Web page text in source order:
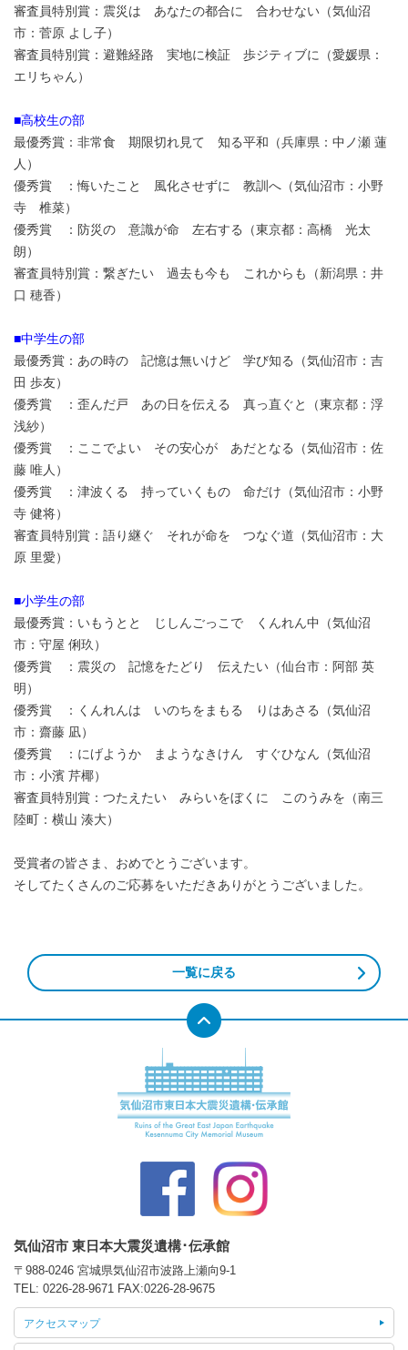
審査員特別賞：震災は あなたの都合に 合わせない（気仙沼
市：菅原 よし子）
審査員特別賞：避難経路 実地に検証 歩ジティブに（愛媛県：
エリちゃん）
■高校生の部
最優秀賞：非常食 期限切れ見て 知る平和（兵庫県：中ノ瀬 蓮
人）
優秀賞 ：悔いたこと 風化させずに 教訓へ（気仙沼市：小野
寺 椎菜）
優秀賞 ：防災の 意識が命 左右する（東京都：高橋 光太
朗）
審査員特別賞：繋ぎたい 過去も今も これからも（新潟県：井
口 穂香）
■中学生の部
最優秀賞：あの時の 記憶は無いけど 学び知る（気仙沼市：吉
田 歩友）
優秀賞 ：歪んだ戸 あの日を伝える 真っ直ぐと（東京都：浮
浅紗）
優秀賞 ：ここでよい その安心が あだとなる（気仙沼市：佐
藤 唯人）
優秀賞 ：津波くる 持っていくもの 命だけ（気仙沼市：小野
寺 健将）
審査員特別賞：語り継ぐ それが命を つなぐ道（気仙沼市：大
原 里愛）
■小学生の部
最優秀賞：いもうとと じしんごっこで くんれん中（気仙沼
市：守屋 俐玖）
優秀賞 ：震災の 記憶をたどり 伝えたい（仙台市：阿部 英
明）
優秀賞 ：くんれんは いのちをまもる りはあさる（気仙沼
市：齋藤 凪）
優秀賞 ：にげようか まようなきけん すぐひなん（気仙沼
市：小濱 芹椰）
審査員特別賞：つたえたい みらいをぼくに このうみを（南三
陸町：横山 湊大）
受賞者の皆さま、おめでとうございます。
そしてたくさんのご応募をいただきありがとうございました。
一覧に戻る
気仙沼市 東日本大震災遺構･伝承館
〒988-0246 宮城県気仙沼市波路上瀬向9-1
TEL: 0226-28-9671 FAX:0226-28-9675
アクセスマップ